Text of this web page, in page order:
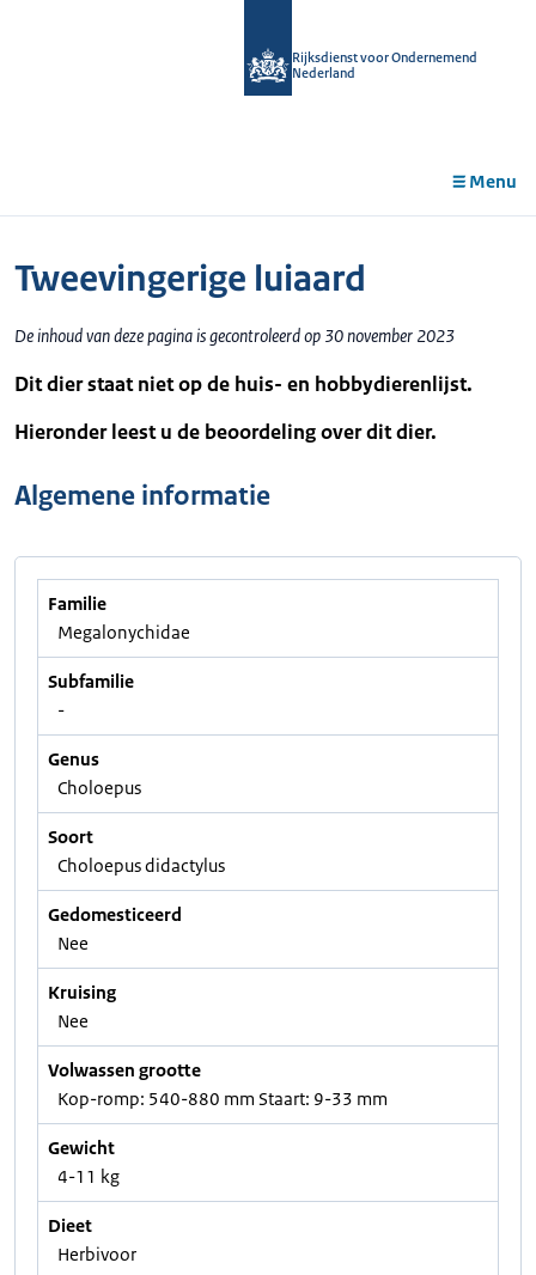
Rijksdienst voor Ondernemend
Nederland
Menu
Tweevingerige luiaard
De inhoud van deze pagina is gecontroleerd op 30 november 2023
Dit dier staat niet op de huis- en hobbydierenlijst.
Hieronder leest u de beoordeling over dit dier.
Algemene informatie
Familie
Megalonychidae
Subfamilie
-
Genus
Choloepus
Soort
Choloepus didactylus
Gedomesticeerd
Nee
Kruising
Nee
Volwassen grootte
Kop-romp: 540-880 mm Staart: 9-33 mm
Gewicht
4-11 kg
Dieet
Herbivoor